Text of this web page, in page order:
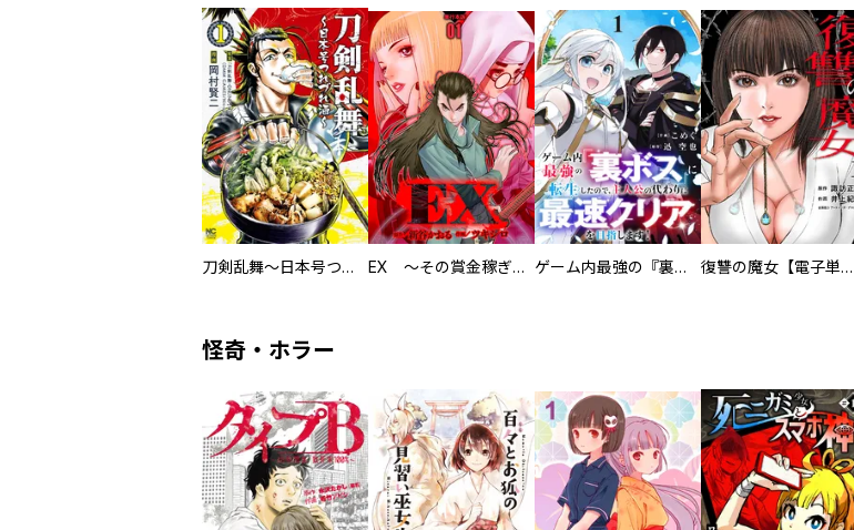
刀剣乱舞～日本号つれづれ酒～ EX ～その賞金稼ぎは、世界の出口を探す～【単行本版】 ゲーム内最強の『裏ボス』に転生したので、主人公の代わりに最速クリアを目指します！【電子単行本版】 復讐の魔女【電子単行本版】
怪奇・ホラー